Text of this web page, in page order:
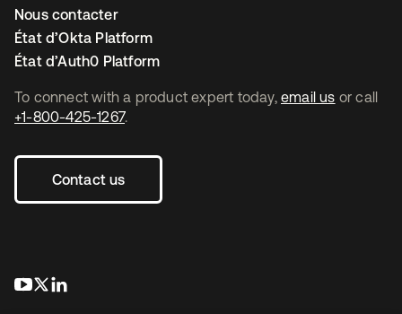
To connect with a product expert today, email us or call
+1-800-425-1267.
Contact us
s’ouvre dans un nouvel onglet
s’ouvre dans un nouvel onglet
Nous contacter
État d’Okta Platform
État d’Auth0 Platform